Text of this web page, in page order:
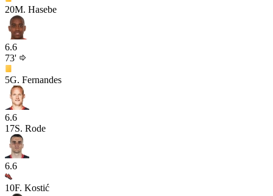
20M. Hasebe
6.6
73'
5G. Fernandes
6.6
17S. Rode
6.6
10F. Kostić